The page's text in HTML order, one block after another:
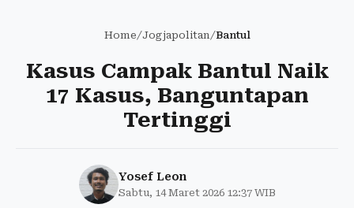
Home/Jogjapolitan/Bantul
Kasus Campak Bantul Naik
17 Kasus, Banguntapan
Tertinggi
Yosef Leon
Sabtu, 14 Maret 2026 12:37 WIB